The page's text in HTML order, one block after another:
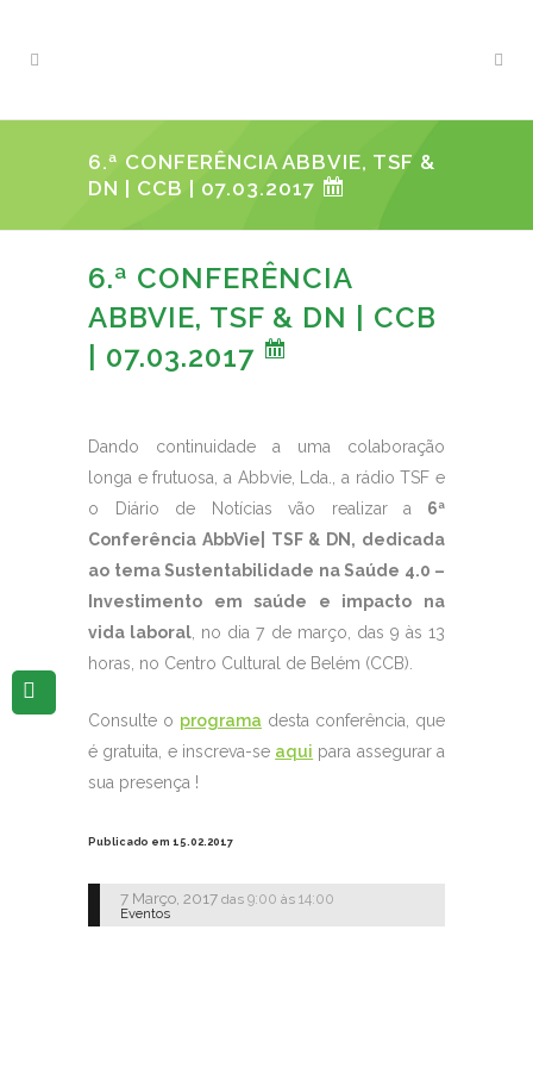
6.ª CONFERÊNCIA ABBVIE, TSF &
DN | CCB | 07.03.2017
6.ª CONFERÊNCIA
ABBVIE, TSF & DN | CCB
| 07.03.2017
Dando continuidade a uma colaboração
longa e frutuosa, a Abbvie, Lda., a rádio TSF e
o Diário de Notícias vão realizar a 6ª
Conferência AbbVie| TSF & DN, dedicada
ao tema Sustentabilidade na Saúde 4.0 –
Investimento em saúde e impacto na
vida laboral , no dia 7 de março, das 9 às 13
horas, no Centro Cultural de Belém (CCB).
Consulte o programa desta conferência, que
é gratuita, e inscreva-se aqui para assegurar a
sua presença !
Publicado em 15.02.2017
7 Março, 2017 das 9:00 às 14:00
Eventos